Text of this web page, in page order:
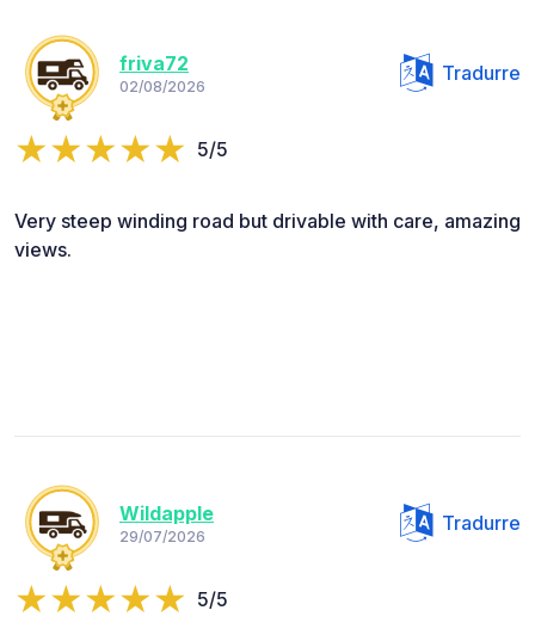
friva72
02/08/2026
Tradurre
5/5
Very steep winding road but drivable with care, amazing
views.
Wildapple
29/07/2026
Tradurre
5/5